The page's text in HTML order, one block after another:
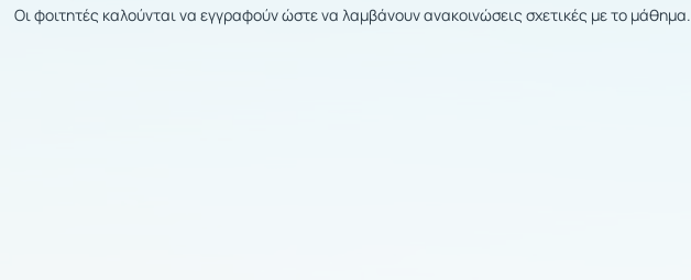
Οι φοιτητές καλούνται να εγγραφούν ώστε να λαμβάνουν ανακοινώσεις σχετικές με το μάθημα.